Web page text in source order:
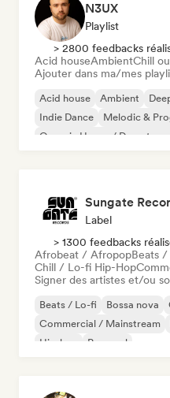
N3UX
Playlist
> 2800 feedbacks
Acid houseAmbientChill
Ajouter dans ma/mes
Acid house Ambient
Indie Dance
Melodic &
Organic House /
Sungate
Label
> 1300 feedbacks
Afrobeat / AfropopBeats
Chill / Lo-fi Hip-Hop
Signer des artistes et/ou
Beats / Lo-fi Bossa nova
Commercial / Mainstream
Hip-hop
Pop soul